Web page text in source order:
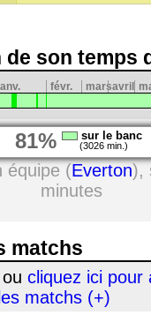
son temps
févr. marsavril
81% sur le banc
(3026 min.)
équipe (Everton),
minutes
matchs
cliquez ici pour
les matchs (+)